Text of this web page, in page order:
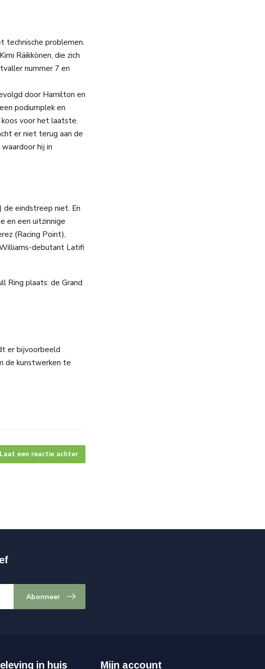
technische problemen.
Räikkönen, die zich
nummer 7 en
door Hamilton en
podiumplek en
voor het laatste.
er niet terug aan de
hij in
eindstreep niet. En
en een uitzinnige
(Racing Point),
debutant Latifi
Ring plaats: de Grand
er bijvoorbeeld
de kunstwerken te
Laat een reactie achter
Abonneer
in huis Mijn account